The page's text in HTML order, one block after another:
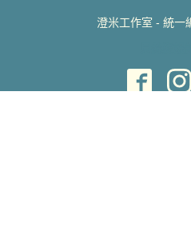
澄米工作室 - 統一